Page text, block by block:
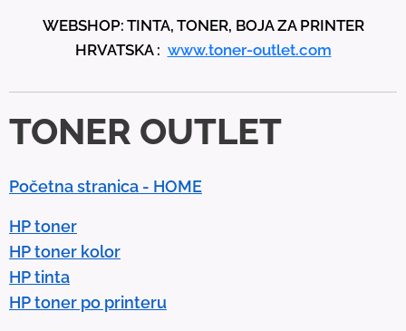
a
WEBSHOP: TINTA, TONER, BOJA ZA PRINTER
HRVATSKA : www.toner-outlet.com
TONER OUTLET
Početna stranica - HOME
HP toner
HP toner kolor
HP tinta
HP toner po printeru